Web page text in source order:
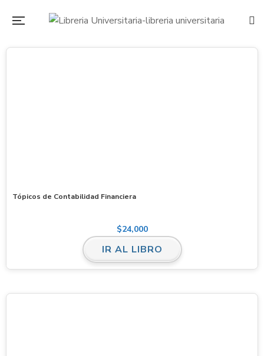
Tópicos de Contabilidad Financiera
$24,000
IR AL LIBRO